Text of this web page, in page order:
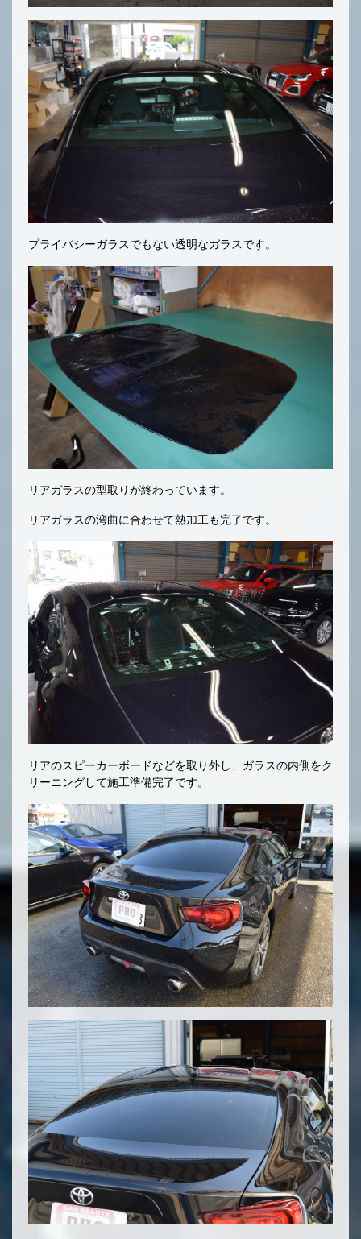
プライバシーガラスでもない透明なガラスです。
リアガラスの型取りが終わっています。
リアガラスの湾曲に合わせて熱加工も完了です。
リアのスピーカーボードなどを取り外し、ガラスの内側をク
リーニングして施工準備完了です。